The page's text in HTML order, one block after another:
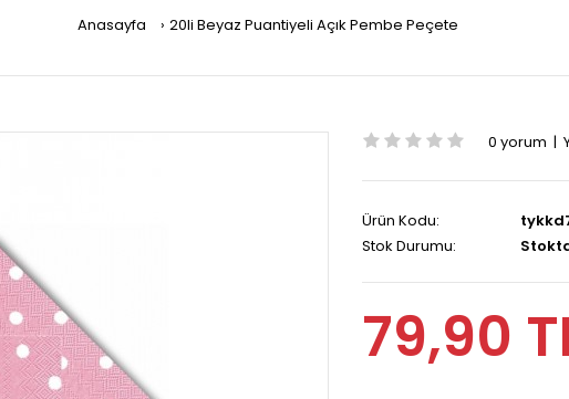
Anasayfa 20li Beyaz Puantiyeli Açık Pembe Peçete
0 yorum |
Ürün Kodu:
Stok Durumu:
79,90